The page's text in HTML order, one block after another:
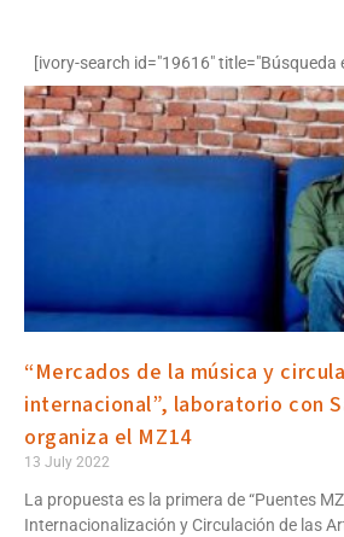
[ivory-search id="19616" title="Búsqueda
“Mercados de la música y
internacional”, laboratorio con
organiza el MZ14
13 July 2022
La propuesta es la primera de “Puentes
Internacionalización y Circulación de las